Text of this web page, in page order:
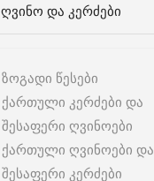
ᲦᲕᲘᲜᲝ ᲓᲐ ᲙᲔᲠᲫᲔᲑᲘ
ზოგადი წესები
ქართული კერძები და
შესაფერი ღვინოები
ქართული ღვინოები და
შესაფერი კერძები